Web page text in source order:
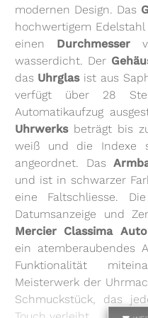
modernen Design. Das
hochwertigem
einen Durchmesser
wasserdicht. Der
das Uhrglasist aus
verfügt über 28
Automatikaufzug
Uhrwerksbeträgt bis
weiß und die Indexe
angeordnet. Das
und ist in schwarzer
eine Faltschliesse.
Mercier Classima
ein atemberaubendes
Funktionalität
Meisterwerk der
Schmuckstück, das